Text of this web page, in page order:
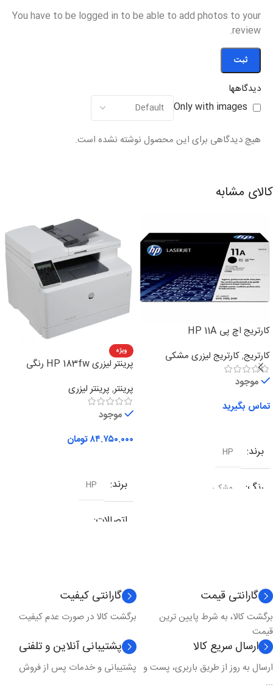
دیدگاهها
Only with images
هیچ دیدگاهی برای این محصول نوشته نشده است.
You have to be logged in to be able to add photos to your
review.
کالای مشابه
کارتریج اچ پی HP 11A
کارتریج,کارتریج لیزری مشکی
موجود
تماس بگیرید
برند HP
رنگ مشکی
ویژه
پرینتر لیزری HP 183fw رنگی
پرینتر, پرینتر لیزری
موجود
۸۴.۷۵۰.۰۰۰تومان
برند HP
اتصالات
نوع کارکرد
تکنولوژی چاپ لیزری
مدل چاپ
گارانتی قیمت
برگشت کالا، به شرط پایین ترین
قیمت
گارانتی کیفیت
برگشت کالا در صورت عدم کیفیت
ارسال سریع کالا
ارسال به روز از طریق باربری، پست و
...
پشتیبانی آنلاین و تلفنی
پشتیبانی و خدمات پس از فروش